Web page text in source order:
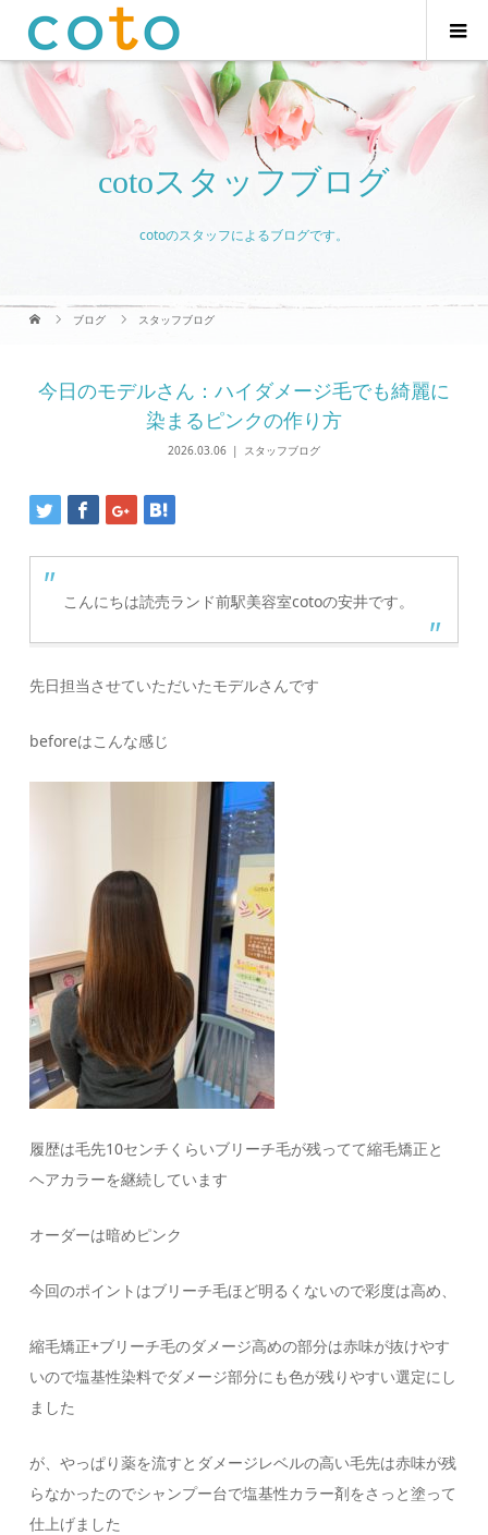
cotoスタッフブログ
cotoのスタッフによるブログです。
ブログ スタッフブログ
今日のモデルさん：ハイダメージ毛でも綺麗に
染まるピンクの作り方
2026.03.06 スタッフブログ
こんにちは読売ランド前駅美容室cotoの安井です。
先日担当させていただいたモデルさんです
beforeはこんな感じ
履歴は毛先10センチくらいブリーチ毛が残ってて縮毛矯正と
ヘアカラーを継続しています
オーダーは暗めピンク
今回のポイントはブリーチ毛ほど明るくないので彩度は高め、
縮毛矯正+ブリーチ毛のダメージ高めの部分は赤味が抜けやす
いので塩基性染料でダメージ部分にも色が残りやすい選定にし
ました
が、やっぱり薬を流すとダメージレベルの高い毛先は赤味が残
らなかったのでシャンプー台で塩基性カラー剤をさっと塗って
仕上げました